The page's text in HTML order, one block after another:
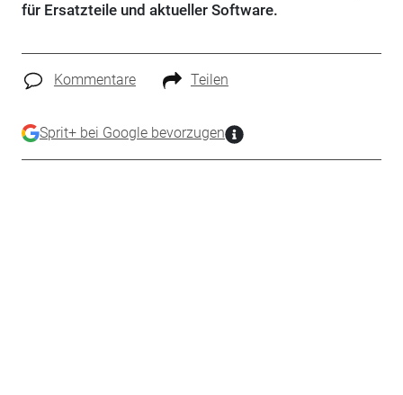
für Ersatzteile und aktueller Software.
Kommentare Teilen
Sprit+ bei Google bevorzugen